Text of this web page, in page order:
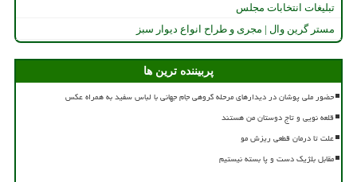
تبلیغات انتخابات مجلس
مستر گرین وال | مجری و طراح انواع دیوار سبز
پربیننده ترین ها
حضور ملی پوشان در دیدارهای مرحله گروهی جام جهانی با لباس سفید به همراه عکس
قلعه نویی و تاج دوستان من هستند
علت تا درمان قطعی ریزش مو
مقابل بلژیک دست و پا بسته نیستیم